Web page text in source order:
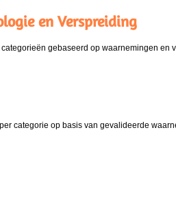
en Verspreiding
gebaseerd op waarnemingen en
categorie op basis van gevalideerde